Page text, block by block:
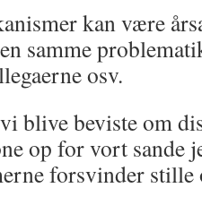
kan være
samme
osv.
blive beviste om
op for vort sande
forsvinder